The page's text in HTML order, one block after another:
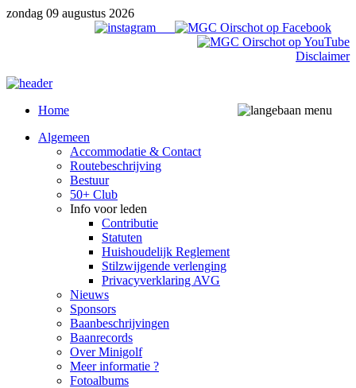
zondag 09 augustus 2026
Disclaimer
Home
Algemeen
Accommodatie & Contact
Routebeschrijving
Bestuur
50+ Club
Info voor leden
Contributie
Statuten
Huishoudelijk Reglement
Stilzwijgende verlenging
Privacyverklaring AVG
Nieuws
Sponsors
Baanbeschrijvingen
Baanrecords
Over Minigolf
Meer informatie ?
Fotoalbums